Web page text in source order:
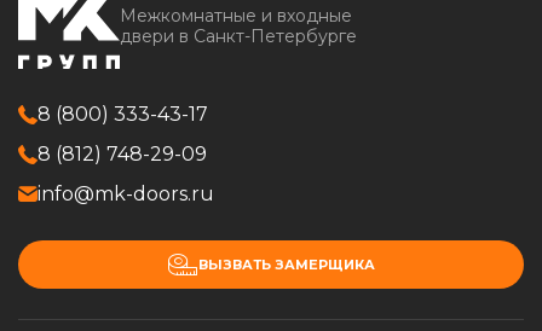
Межкомнатные и входные
двери в Санкт-Петербурге
8 (800) 333-43-17
8 (812) 748-29-09
info@mk-doors.ru
ВЫЗВАТЬ ЗАМЕРЩИКА